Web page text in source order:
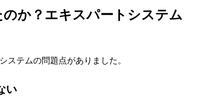
か？エキスパートシステム
ステムの問題点がありました。
い